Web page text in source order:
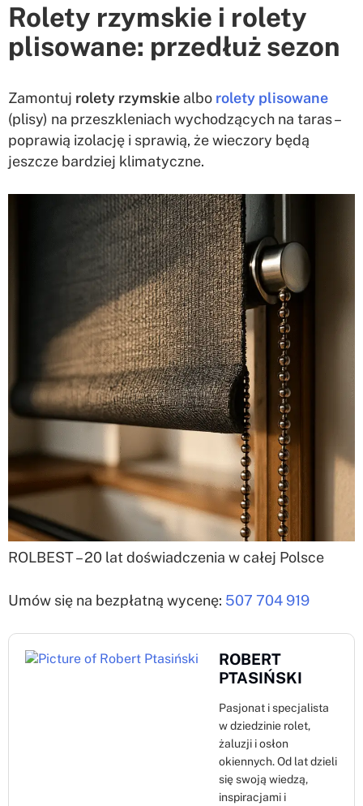
Rolety rzymskie i rolety
plisowane: przedłuż sezon
Zamontuj rolety rzymskie albo rolety plisowane
(plisy) na przeszkleniach wychodzących na taras –
poprawią izolację i sprawią, że wieczory będą
jeszcze bardziej klimatyczne.
ROLBEST – 20 lat doświadczenia w całej Polsce
Umów się na bezpłatną wycenę: 507 704 919
ROBERT
PTASIŃSKI
Pasjonat i specjalista
w dziedzinie rolet,
żaluzji i osłon
okiennych. Od lat dzieli
się swoją wiedzą,
inspiracjami i